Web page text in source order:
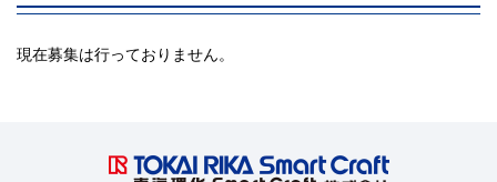
現在募集は行っておりません。